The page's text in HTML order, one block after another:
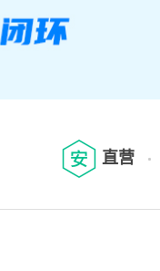
直营